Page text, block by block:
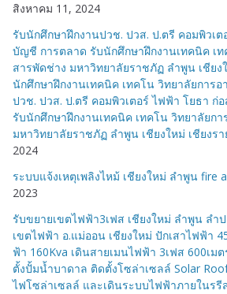
สิงหาคม 11, 2024
รับนักศึกษาฝึกงานปวช. ปวส. ป.ตรี คอมพิวเต
บัญชี การตลาด รับนักศึกษาฝึกงานเทคนิค เ
สารพัดช่าง มหาวิทยาลัยราชภัฏ ลำพูน เชียง
นักศึกษาฝึกงานเทคนิค เทคโน วิทยาลัยการ
ปวช. ปวส. ป.ตรี คอมพิวเตอร์ ไฟฟ้า โยธา ก่
รับนักศึกษาฝึกงานเทคนิค เทคโน วิทยาลัยก
มหาวิทยาลัยราชภัฏ ลำพูน เชียงใหม่ เชียงรา
2024
ระบบแจ้งเหตุเพลิงไหม้ เชียงใหม่ ลำพูน fire
2023
รับขยายเขตไฟฟ้า3เฟส เชียงใหม่ ลำพูน ลำ
เขตไฟฟ้า อ.แม่ออน เชียงใหม่ ปักเสาไฟฟ้า
ฟ้า 160Kva เดินสายเมนไฟฟ้า 3เฟส 600เม
ตั้งปั้มน้ำบาดาล ติดตั้งโซล่าเซลล์ Solar
ไฟโซล่าเซลล์ และเดินระบบไฟฟ้าภายในรรี